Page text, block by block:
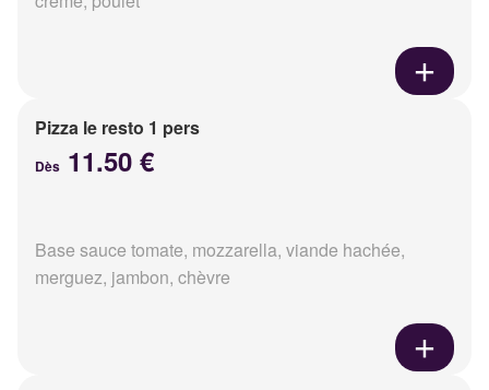
Pizza le resto 1 pers
Dès 11.50 €
Base sauce tomate, mozzarella, viande hachée,
merguez, jambon, chèvre